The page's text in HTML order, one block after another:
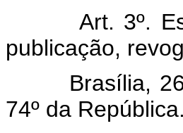
Art. 3º. Esta
publicação,
Brasília, 26
74º da República.